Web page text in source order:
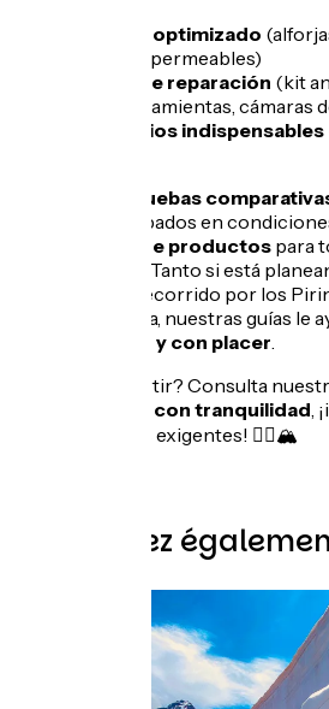
Equipaje optimizado
bolsas impermeables)
Equipo de reparación (kit
multiherramientas, cámaras
Accesorios indispensables
pruebas
probados en
selecciones de productos para
presupuestos. Tanto si está
los Alpes, un recorrido por los
por la Provenza, nuestras guías le
ligero, seguro y con placer.
¿Listo para partir? Consulta
conducir con tranquilidad,
carreteras más exigentes! 🚵‍♂️🏔️
Découvrez